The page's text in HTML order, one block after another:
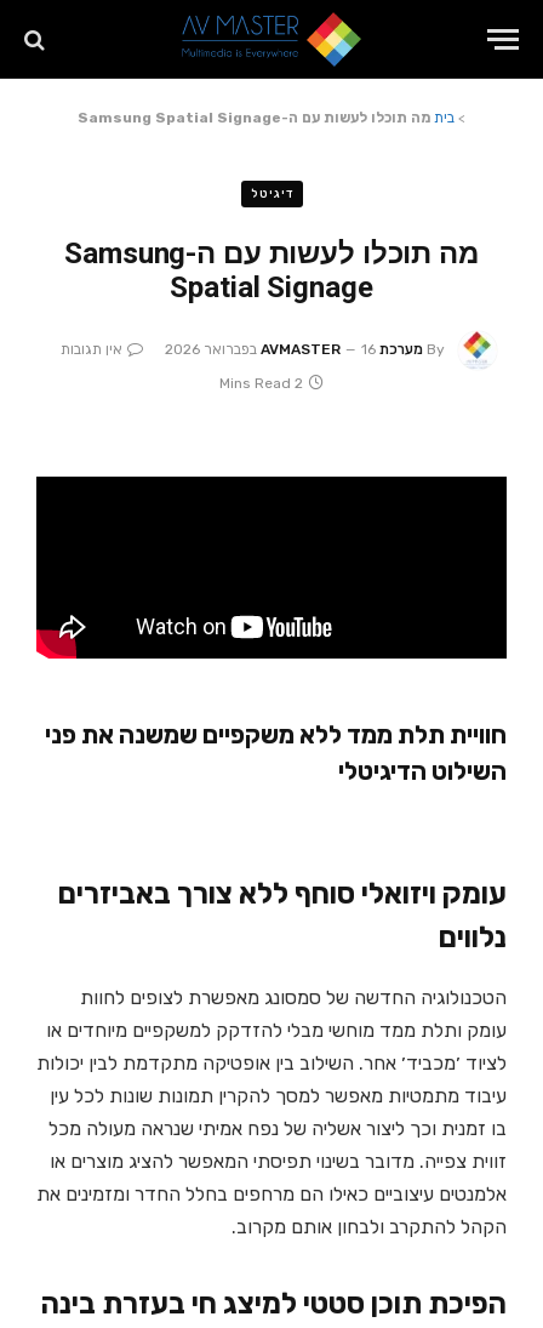
> בית מה תוכלו לעשות עם ה-Samsung Spatial Signage
דיגיטל
מה תוכלו לעשות עם ה-Samsung
Spatial Signage
By מערכת AVMASTER 16 בפברואר 2026
אין תגובות
2 Mins Read
חוויית תלת ממד ללא משקפיים שמשנה את פני
השילוט הדיגיטלי
עומק ויזואלי סוחף ללא צורך באביזרים
נלווים
הטכנולוגיה החדשה של סמסונג מאפשרת לצופים לחוות
עומק ותלת ממד מוחשי מבלי להזדקק למשקפיים מיוחדים או
לציוד ׳מכביד׳ אחר. השילוב בין אופטיקה מתקדמת לבין יכולות
עיבוד מתמטיות מאפשר למסך להקרין תמונות שונות לכל עין
בו זמנית וכך ליצור אשליה של נפח אמיתי שנראה מעולה מכל
זווית צפייה. מדובר בשינוי תפיסתי המאפשר להציג מוצרים או
אלמנטים עיצוביים כאילו הם מרחפים בחלל החדר ומזמינים את
הקהל להתקרב ולבחון אותם מקרוב.
הפיכת תוכן סטטי למיצג חי בעזרת בינה